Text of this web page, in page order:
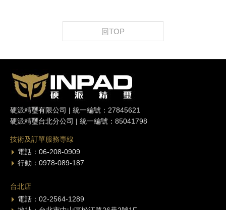
回TOP
硬派精璽有限公司 | 統一編號：27845621
硬派精璽台北分公司 | 統一編號：85041798
技術及訂單服務專線
電話：06-208-0909
行動：0978-089-187
台北店
電話：02-2564-1289